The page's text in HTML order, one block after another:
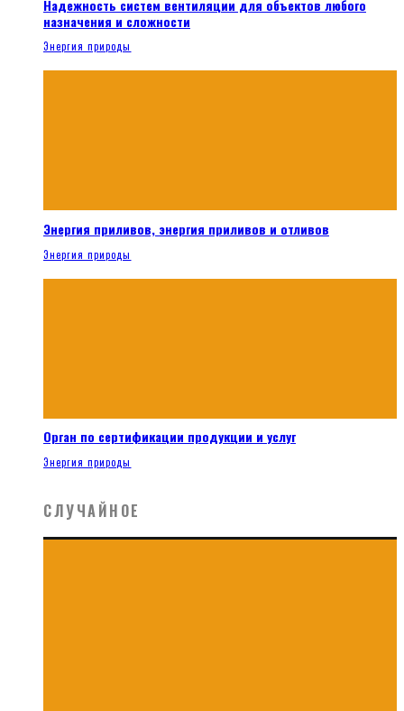
Надежность систем вентиляции для объектов любого
назначения и сложности
Энергия природы
Энергия приливов, энергия приливов и отливов
Энергия природы
Орган по сертификации продукции и услуг
Энергия природы
СЛУЧАЙНОЕ